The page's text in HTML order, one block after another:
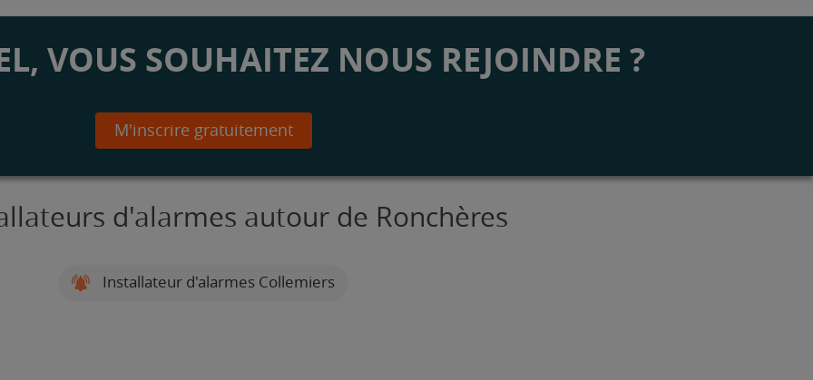
VOUS SOUHAITEZ NOUS REJOINDRE ?
M'inscrire gratuitement
d'alarmes autour de Ronchères
Installateur d'alarmes Collemiers